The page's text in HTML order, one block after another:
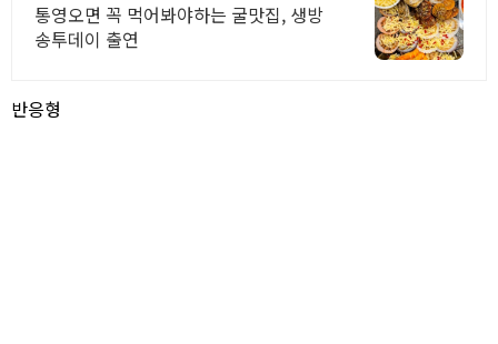
통영오면 꼭 먹어봐야하는 굴맛집, 생방
송투데이 출연
반응형